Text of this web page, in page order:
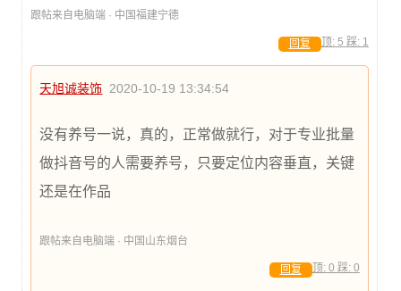
跟帖来自电脑端 · 中国福建宁德
顶: 5 踩: 1
回复
天旭诚装饰 2020-10-19 13:34:54
没有养号一说，真的，正常做就行，对于专业批量
做抖音号的人需要养号，只要定位内容垂直，关键
还是在作品
跟帖来自电脑端 · 中国山东烟台
顶: 0 踩: 0
回复